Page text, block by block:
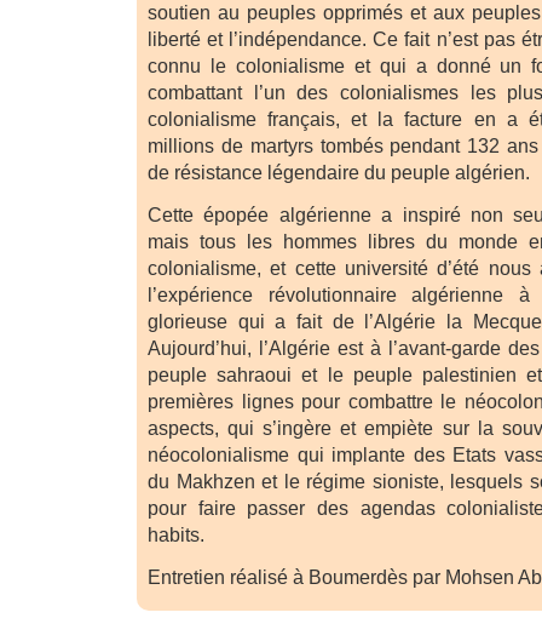
soutien au peuples opprimés et aux
liberté et l’indépendance. Ce fait n’est pas
connu le colonialisme et qui a donné un
combattant l’un des colonialismes les
colonialisme français, et la facture en a
millions de martyrs tombés pendant 132
de résistance légendaire du peuple algérien.
Cette épopée algérienne a inspiré non
mais tous les hommes libres du monde
colonialisme, et cette université d’été
l’expérience révolutionnaire algérienne
glorieuse qui a fait de l’Algérie la
Aujourd’hui, l’Algérie est à l’avant-garde
peuple sahraoui et le peuple palestinien
premières lignes pour combattre le
aspects, qui s’ingère et empiète sur la
néocolonialisme qui implante des Etats
du Makhzen et le régime sioniste, lesquels
pour faire passer des agendas
habits.
Entretien réalisé à Boumerdès par Mohsen